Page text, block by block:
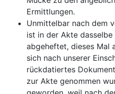
Ermittlungen.
Unmittelbar nach dem
ist in der Akte
abgeheftet, dieses Mal
sich nach unserer
rückdatiertes
zur Akte genommen